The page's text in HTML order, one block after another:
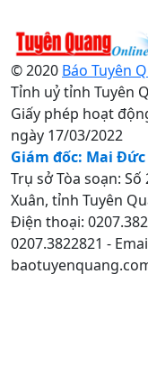
© 2020 Báo Tuyên
Tỉnh uỷ tỉnh Tuyên
Giấy phép hoạt
ngày 17/03/2022
Giám đốc: Mai
Trụ sở Tòa soạn:
Xuân, tỉnh Tuyên
Điện thoại:
0207.3822821 -